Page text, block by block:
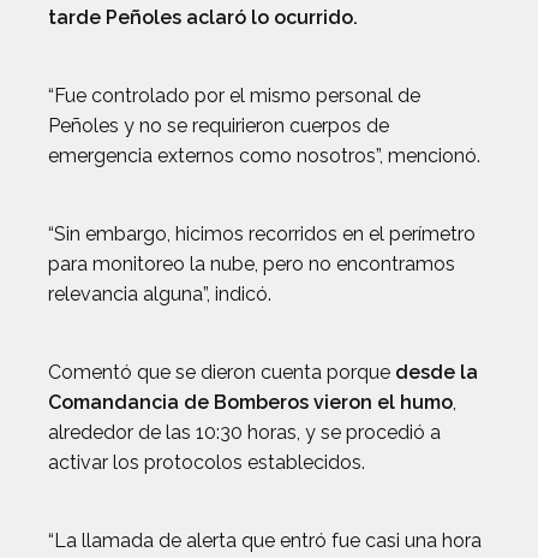
tarde Peñoles aclaró lo ocurrido.
“Fue controlado por el mismo personal de
Peñoles y no se requirieron cuerpos de
emergencia externos como nosotros”, mencionó.
“Sin embargo, hicimos recorridos en el perímetro
para monitoreo la nube, pero no encontramos
relevancia alguna”, indicó.
Comentó que se dieron cuenta porque desde la
Comandancia de Bomberos vieron el humo,
alrededor de las 10:30 horas, y se procedió a
activar los protocolos establecidos.
“La llamada de alerta que entró fue casi una hora